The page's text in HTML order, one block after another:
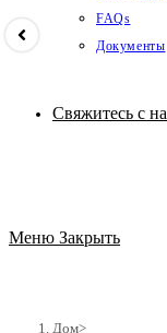
FAQs
Документы
Свяжитесь с
Меню Закрыть
Дом>